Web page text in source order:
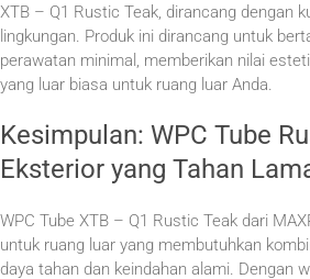
XTB – Q1 Rustic Teak, dirancang dengan
lingkungan. Produk ini dirancang untuk
perawatan minimal, memberikan nilai
yang luar biasa untuk ruang luar Anda.
Kesimpulan: WPC Tube
Eksterior yang Tahan
WPC Tube XTB – Q1 Rustic Teak dari
untuk ruang luar yang membutuhkan
daya tahan dan keindahan alami. Dengan